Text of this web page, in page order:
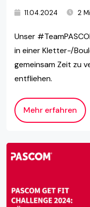
11.04.2024 2
Unser
in einer Kletter-/
gemeinsam Zeit zu
entfliehen.
Mehr erfahren